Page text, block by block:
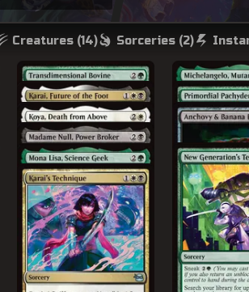
Creatures (14) Sorceries (2)